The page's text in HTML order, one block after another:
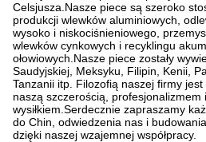
Celsjusza.Nasze piece są szeroko
produkcji wlewków aluminiowych,
wysoko i niskociśnieniowego,
wlewków cynkowych i recyklingu
ołowiowych.Nasze piece zostały
Saudyjskiej, Meksyku, Filipin, Kenii,
Tanzanii itp. Filozofią naszej firmy
naszą szczerością, profesjonalizmem
wysiłkiem.Serdecznie zapraszamy
do Chin, odwiedzenia nas i
dzięki naszej wzajemnej współpracy.